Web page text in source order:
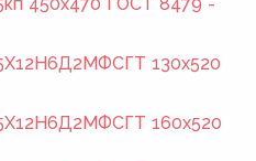
130x520
160x520